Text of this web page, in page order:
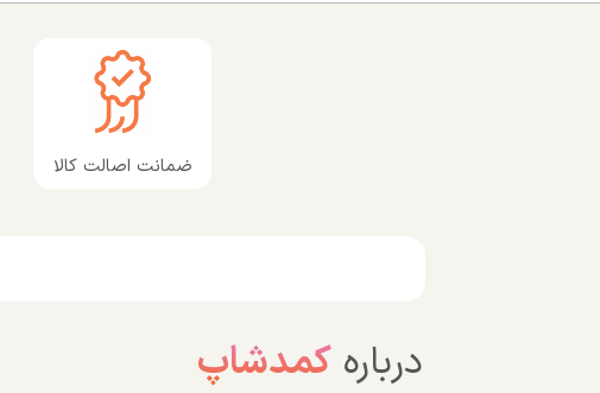
ضمانت اصالت کالا
دربارهکمدشاپ